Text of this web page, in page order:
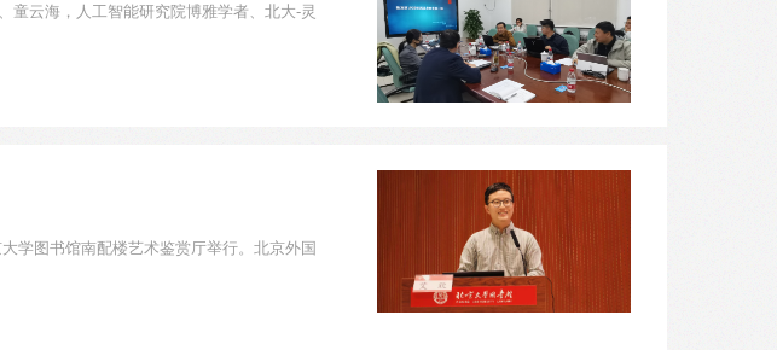
童云海，人工智能研究院博雅学者、北大-灵
学图书馆南配楼艺术鉴赏厅举行。北京外国